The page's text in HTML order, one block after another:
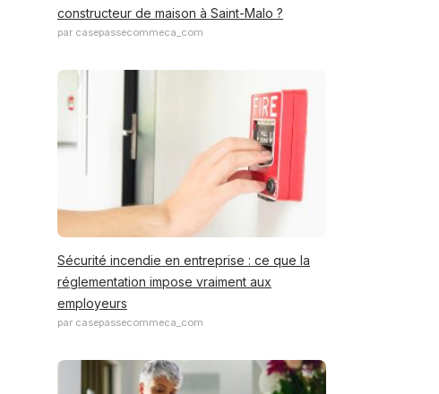
constructeur de maison à Saint-Malo ?
par casepassecommeca_com
Sécurité incendie en entreprise : ce que la
réglementation impose vraiment aux
employeurs
par casepassecommeca_com